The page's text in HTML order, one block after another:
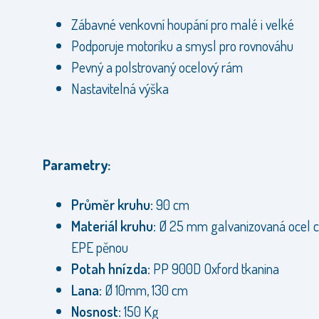
Zábavné venkovní houpání pro malé i velké
Podporuje motoriku a smysl pro rovnováhu
Pevný a polstrovaný ocelový rám
Nastavitelná výška
Parametry:
Průměr kruhu:90 cm
Materiál kruhu: Ø 25 mm galvanizovaná ocel
EPE pěnou
Potah hnízda: PP 900D Oxford tkanina
Lana: Ø 10mm, 130 cm
Nosnost:150 Kg